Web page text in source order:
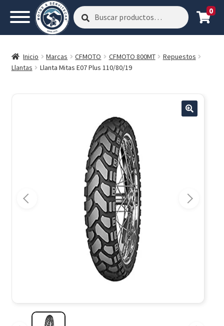
Buscar
por:
Buscar 0
Inicio Marcas CFMOTO CFMOTO 800MT
Repuestos
Llantas
Llanta Mitas E07 Plus 110/80/19